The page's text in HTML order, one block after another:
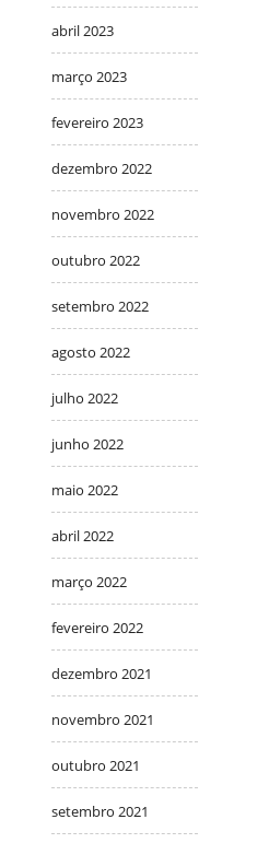
abril 2023
março 2023
fevereiro 2023
dezembro 2022
novembro 2022
outubro 2022
setembro 2022
agosto 2022
julho 2022
junho 2022
maio 2022
abril 2022
março 2022
fevereiro 2022
dezembro 2021
novembro 2021
outubro 2021
setembro 2021